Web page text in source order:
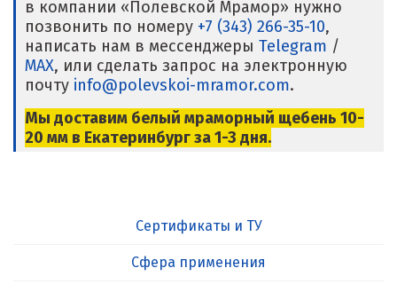
в компании «Полевской Мрамор» нужно
позвонить по номеру +7 (343) 266-35-10,
написать нам в мессенджеры Telegram /
MAX, или сделать запрос на электронную
почту info@polevskoi-mramor.com.
Мы доставим белый мраморный щебень 10-
20 мм в Екатеринбург за 1-3 дня.
Сертификаты и ТУ
Сфера применения